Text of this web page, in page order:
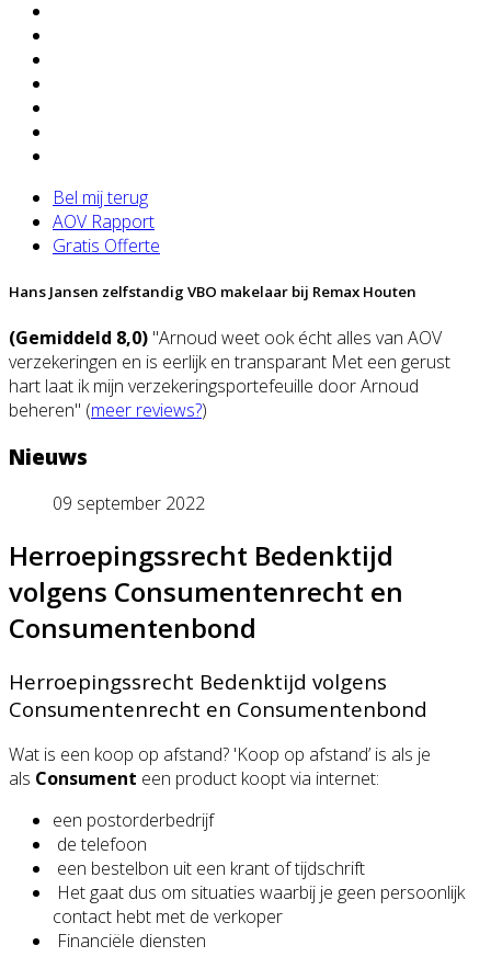
Bel mij terug
AOV Rapport
Gratis Offerte
Hans Jansen zelfstandig VBO makelaar bij Remax Houten
(Gemiddeld 8,0) "Arnoud weet ook écht alles van AOV
verzekeringen en is eerlijk en transparant Met een gerust
hart laat ik mijn verzekeringsportefeuille door Arnoud
beheren" (meer reviews?)
Nieuws
09 september 2022
Herroepingssrecht Bedenktijd
volgens Consumentenrecht en
Consumentenbond
Herroepingssrecht Bedenktijd volgens
Consumentenrecht en Consumentenbond
Wat is een koop op afstand? 'Koop op afstand’ is als je
als Consument een product koopt via internet:
een postorderbedrijf
de telefoon
een bestelbon uit een krant of tijdschrift
Het gaat dus om situaties waarbij je geen persoonlijk
contact hebt met de verkoper
Financiële diensten